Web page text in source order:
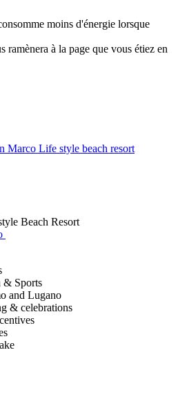
moins d'énergie lorsque
à la page que vous étiez en
Marco Life style beach resort
Beach Resort
& Sports
and Lugano
& celebrations